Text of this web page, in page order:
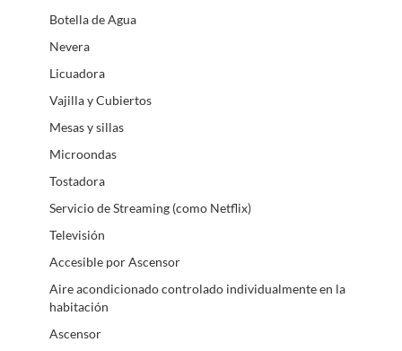
Botella de Agua
Nevera
Licuadora
Vajilla y Cubiertos
Mesas y sillas
Microondas
Tostadora
Servicio de Streaming (como Netflix)
Televisión
Accesible por Ascensor
Aire acondicionado controlado individualmente en la
habitación
Ascensor